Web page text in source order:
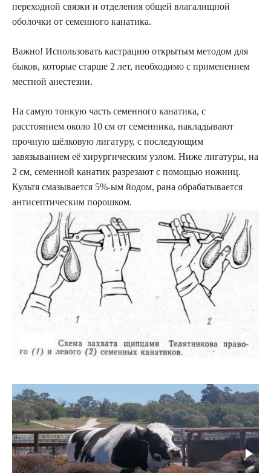
переходной связки и отделения общей влагалищной
оболочки от семенного канатика.
Важно! Использовать кастрацию открытым методом для
быков, которые старше 2 лет, необходимо с применением
местной анестезии.
На самую тонкую часть семенного канатика, с
расстоянием около 10 см от семенника, накладывают
прочную шёлковую лигатуру, с последующим
завязыванием её хирургическим узлом. Ниже лигатуры, на
2 см, семенной канатик разрезают с помощью ножниц.
Культя смазывается 5%-ым йодом, рана обрабатывается
антисептическим порошком.